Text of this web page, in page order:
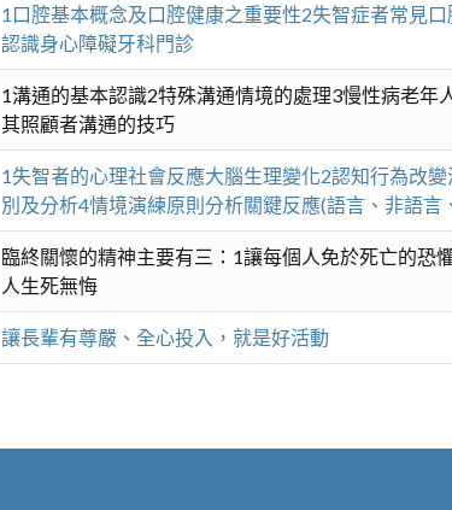
1口腔基本概念及口腔健康之重要性2失智症者常見
認識身心障礙牙科門診
1溝通的基本認識2特殊溝通情境的處理3慢性病老年
其照顧者溝通的技巧
1失智者的心理社會反應大腦生理變化2認知行為改
別及分析4情境演練原則分析關鍵反應(語言、非語
臨終關懷的精神主要有三：1讓每個人免於死亡的恐
人生死無悔
讓長輩有尊嚴、全心投入，就是好活動